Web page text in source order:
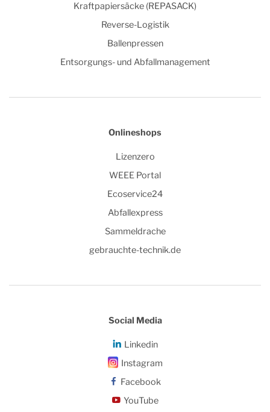
Kraftpapiersäcke (REPASACK)
Reverse-Logistik
Ballenpressen
Entsorgungs- und Abfallmanagement
Onlineshops
Lizenzero
WEEE Portal
Ecoservice24
Abfallexpress
Sammeldrache
gebrauchte-technik.de
Social Media
Linkedin
Instagram
Facebook
YouTube